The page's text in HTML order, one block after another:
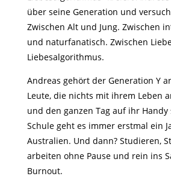
über seine Generation und
Zwischen Alt und Jung. Zwischen
und naturfanatisch. Zwischen
Liebesalgorithmus.
Andreas gehört der Generation Y
Leute, die nichts mit ihrem Leben
und den ganzen Tag auf ihr
Schule geht es immer erstmal ein
Australien. Und dann? Studieren,
arbeiten ohne Pause und rein ins
Burnout.